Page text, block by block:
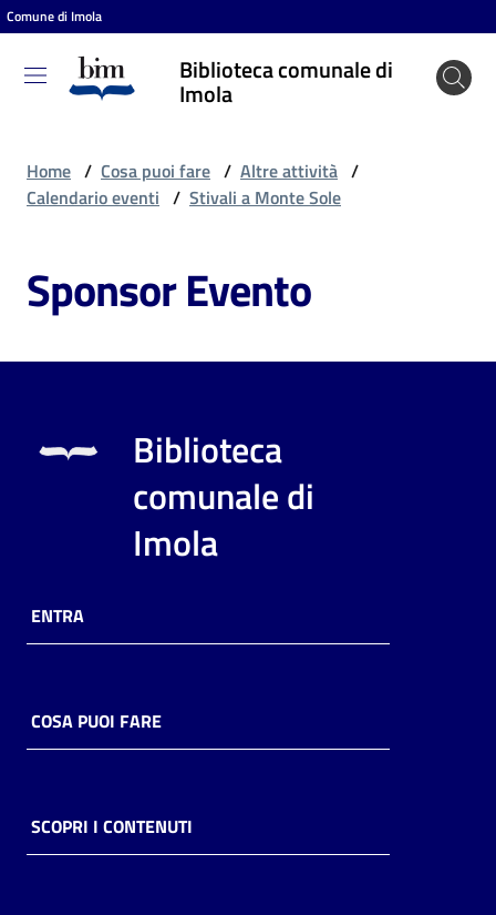
Vai al contenuto
Vai alla navigazione
Vai al footer
Comune di Imola
Biblioteca comunale di
Imola
Biblioteca
comunale
puoi
Risorse
online
Casa
Piani
Home / Cosa puoi fare / Altre attività /
Calendario eventi / Stivali a Monte Sole
Sponsor Evento
Biblioteca
comunale di
Imola
ENTRA
COSA PUOI FARE
SCOPRI I CONTENUTI